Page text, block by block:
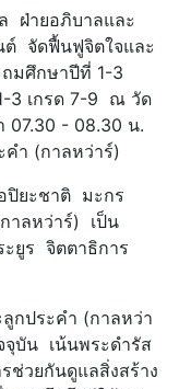
ฝ่ายอภิบาลและ
ต์ จัดฟื้นฟูจิตใจและ
มศึกษาปีที่ 1-3
3 เกรด 7-9 ณ วัด
07.30 - 08.30 น.
คำ (กาลหว่าร์)
ปิยะชาติ มะกร
าลหว่าร์) เป็น
ยูร จิตตาธิการ
กประคำ (กาลหว่า
จุบัน เน้นพระดำรัส
ช่วยกันดูแลสิ่งสร้าง